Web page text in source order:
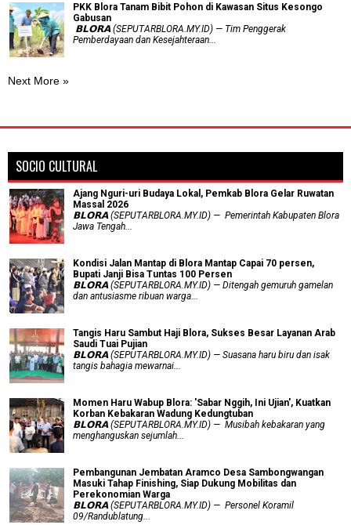
PKK Blora Tanam Bibit Pohon di Kawasan Situs Kesongo
Gabusan
‎ 𝗕𝗟𝗢𝗥𝗔 (SEPUTARBLORA.MY.ID) — Tim Penggerak
Pemberdayaan dan Kesejahteraan...
Next More »
SOCIO CULTURAL
Ajang Nguri-uri Budaya Lokal, Pemkab Blora Gelar Ruwatan
Massal 2026
𝗕𝗟𝗢𝗥𝗔 (SEPUTARBLORA.MY.ID) — Pemerintah Kabupaten Blora
Jawa Tengah...
Kondisi Jalan Mantap di Blora Mantap Capai 70 persen,
Bupati Janji Bisa Tuntas 100 Persen
𝗕𝗟𝗢𝗥𝗔 (SEPUTARBLORA.MY.ID) — Ditengah gemuruh gamelan
dan antusiasme ribuan warga...
Tangis Haru Sambut Haji Blora, Sukses Besar Layanan Arab
Saudi Tuai Pujian
𝗕𝗟𝗢𝗥𝗔 (SEPUTARBLORA.MY.ID) — Suasana haru biru dan isak
tangis bahagia mewarnai...
Momen Haru Wabup Blora: ​'Sabar Nggih, Ini Ujian', Kuatkan
Korban Kebakaran Wadung Kedungtuban
𝗕𝗟𝗢𝗥𝗔 (SEPUTARBLORA.MY.ID) — Musibah kebakaran yang
menghanguskan sejumlah...
Pembangunan Jembatan Aramco Desa Sambongwangan
Masuki Tahap Finishing, Siap Dukung Mobilitas dan
Perekonomian Warga
𝗕𝗟𝗢𝗥𝗔 (SEPUTARBLORA.MY.ID) — Personel Koramil
09/Randublatung...